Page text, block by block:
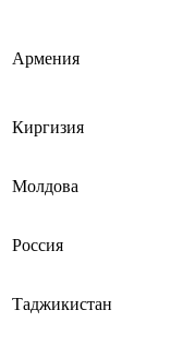
Армения
Киргизия
Молдова
Россия
Таджикистан